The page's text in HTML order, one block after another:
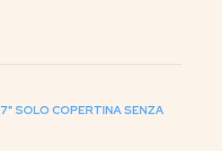
7" SOLO COPERTINA SENZA